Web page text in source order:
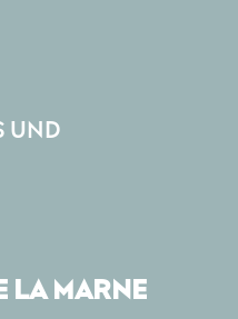
UND
LA MARNE